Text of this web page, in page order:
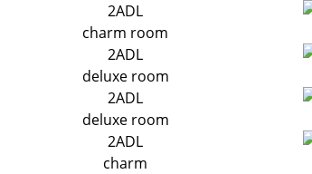
2ADL
charm room
2ADL
deluxe room
2ADL
deluxe room
2ADL
charm